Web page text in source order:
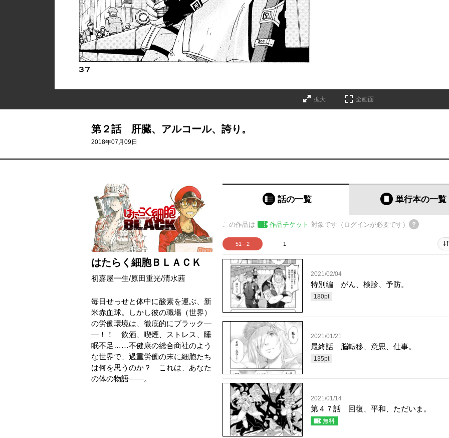
拡大 全画面
第２話 肝臓、アルコール、誇り。
2018年07月09日
はたらく細胞ＢＬＡＣＫ
初嘉屋一生/原田重光/清水茜
毎日せっせと体中に酸素を運ぶ、新
米赤血球。しかし彼の職場（世界）
の労働環境は、徹底的にブラック―
―！！ 飲酒、喫煙、ストレス、睡
眠不足……不健康の総合商社のよう
な世界で、過重労働の末に細胞たち
は何を思うのか？ これは、あなた
の体の物語――。
話の一覧 単行本の一覧
この作品は 作品チケット 対象です（ログインが必要です）
51 - 2 1
2021/02/04
特別編 がん、検診、予防。
180pt
2021/01/21
最終話 脳転移、意思、仕事。
135pt
2021/01/14
第４７話 回復、平和、ただいま。
無料